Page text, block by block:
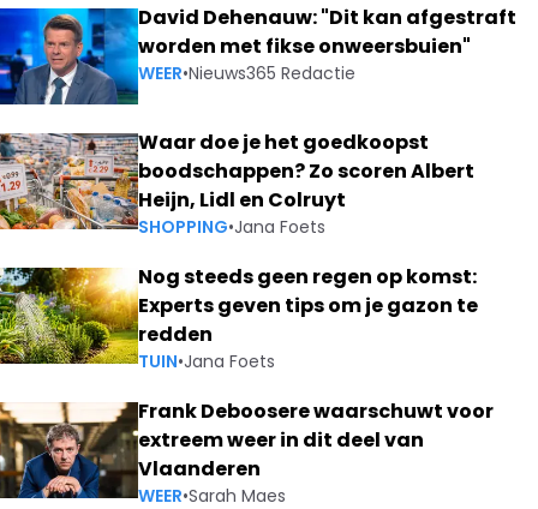
David Dehenauw: "Dit kan afgestraft
worden met fikse onweersbuien"
WEER•Nieuws365 Redactie
Waar doe je het goedkoopst
boodschappen? Zo scoren Albert
Heijn, Lidl en Colruyt
SHOPPING•Jana Foets
Nog steeds geen regen op komst:
Experts geven tips om je gazon te
redden
TUIN•Jana Foets
Frank Deboosere waarschuwt voor
extreem weer in dit deel van
Vlaanderen
WEER•Sarah Maes